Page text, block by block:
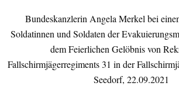
Bundeskanzlerin Angela Merkel bei
Soldatinnen und Soldaten der
dem Feierlichen Gelöbnis von
Fallschirmjägerregiments 31 in der
Seedorf, 22.09.2021